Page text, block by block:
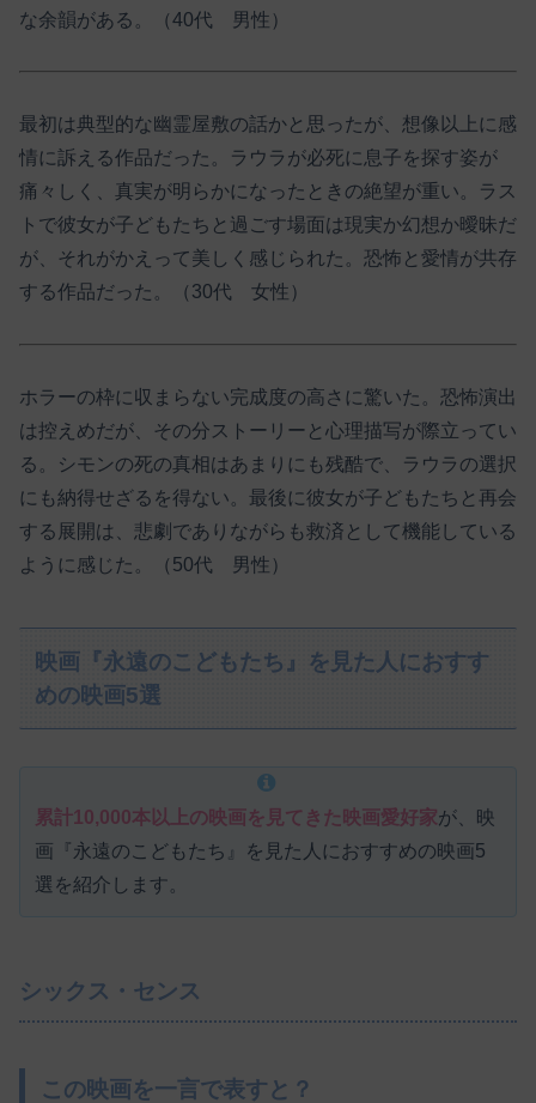
な余韻がある。（40代 男性）
最初は典型的な幽霊屋敷の話かと思ったが、想像以上に感
情に訴える作品だった。ラウラが必死に息子を探す姿が
痛々しく、真実が明らかになったときの絶望が重い。ラス
トで彼女が子どもたちと過ごす場面は現実か幻想か曖昧だ
が、それがかえって美しく感じられた。恐怖と愛情が共存
する作品だった。（30代 女性）
ホラーの枠に収まらない完成度の高さに驚いた。恐怖演出
は控えめだが、その分ストーリーと心理描写が際立ってい
る。シモンの死の真相はあまりにも残酷で、ラウラの選択
にも納得せざるを得ない。最後に彼女が子どもたちと再会
する展開は、悲劇でありながらも救済として機能している
ように感じた。（50代 男性）
映画『永遠のこどもたち』を見た人におすす
めの映画5選
累計10,000本以上の映画を見てきた映画愛好家が、映
画『永遠のこどもたち』を見た人におすすめの映画5
選を紹介します。
シックス・センス
この映画を一言で表すと？